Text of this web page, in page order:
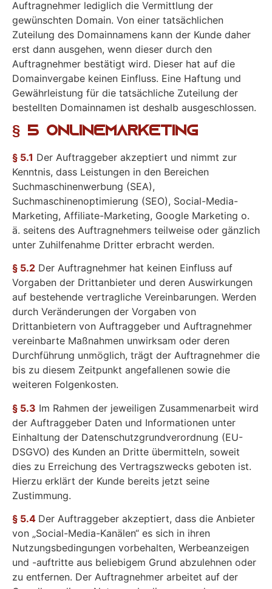
Auftragnehmer lediglich die Vermittlung der
gewünschten Domain. Von einer tatsächlichen
Zuteilung des Domainnamens kann der Kunde daher
erst dann ausgehen, wenn dieser durch den
Auftragnehmer bestätigt wird. Dieser hat auf die
Domainvergabe keinen Einfluss. Eine Haftung und
Gewährleistung für die tatsächliche Zuteilung der
bestellten Domainnamen ist deshalb ausgeschlossen.
§ 5 Onlinemarketing
§ 5.1 Der Auftraggeber akzeptiert und nimmt zur
Kenntnis, dass Leistungen in den Bereichen
Suchmaschinenwerbung (SEA),
Suchmaschinenoptimierung (SEO), Social-Media-
Marketing, Affiliate-Marketing, Google Marketing o.
ä. seitens des Auftragnehmers teilweise oder gänzlich
unter Zuhilfenahme Dritter erbracht werden.
§ 5.2 Der Auftragnehmer hat keinen Einfluss auf
Vorgaben der Drittanbieter und deren Auswirkungen
auf bestehende vertragliche Vereinbarungen. Werden
durch Veränderungen der Vorgaben von
Drittanbietern von Auftraggeber und Auftragnehmer
vereinbarte Maßnahmen unwirksam oder deren
Durchführung unmöglich, trägt der Auftragnehmer die
bis zu diesem Zeitpunkt angefallenen sowie die
weiteren Folgenkosten.
§ 5.3 Im Rahmen der jeweiligen Zusammenarbeit wird
der Auftraggeber Daten und Informationen unter
Einhaltung der Datenschutzgrundverordnung (EU-
DSGVO) des Kunden an Dritte übermitteln, soweit
dies zu Erreichung des Vertragszwecks geboten ist.
Hierzu erklärt der Kunde bereits jetzt seine
Zustimmung.
§ 5.4 Der Auftraggeber akzeptiert, dass die Anbieter
von „Social-Media-Kanälen“ es sich in ihren
Nutzungsbedingungen vorbehalten, Werbeanzeigen
und -auftritte aus beliebigem Grund abzulehnen oder
zu entfernen. Der Auftragnehmer arbeitet auf der